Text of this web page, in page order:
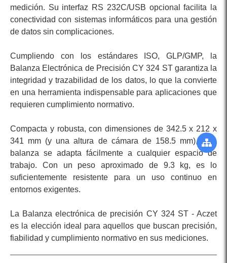
medición. Su interfaz RS 232C/USB opcional facilita la
conectividad con sistemas informáticos para una gestión
de datos sin complicaciones.
Cumpliendo con los estándares ISO, GLP/GMP, la
Balanza Electrónica de Precisión CY 324 ST garantiza la
integridad y trazabilidad de los datos, lo que la convierte
en una herramienta indispensable para aplicaciones que
requieren cumplimiento normativo.
Compacta y robusta, con dimensiones de 342.5 x 212 x
341 mm (y una altura de cámara de 158.5 mm), esta
balanza se adapta fácilmente a cualquier espacio de
trabajo. Con un peso aproximado de 9.3 kg, es lo
suficientemente resistente para un uso continuo en
entornos exigentes.
La Balanza electrónica de precisión CY 324 ST - Aczet
es la elección ideal para aquellos que buscan precisión,
fiabilidad y cumplimiento normativo en sus mediciones.